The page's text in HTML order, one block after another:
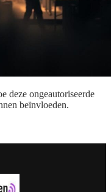
deze ongeautoriseerde
beïnvloeden.